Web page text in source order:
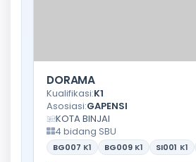
DORAMA
Kualifikasi:K1
Asosiasi:GAPENSI
KOTA BINJAI
4 bidang SBU
BG007 K1 BG009 K1 SI001 K1